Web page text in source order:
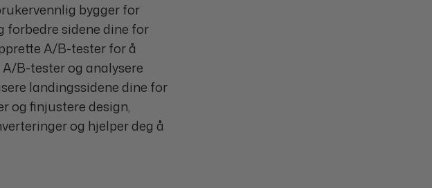
bygger for
forbedre sidene dine for
A/B-tester for å
B-tester og analysere
landingssidene dine for
og finjustere design,
og hjelper deg å